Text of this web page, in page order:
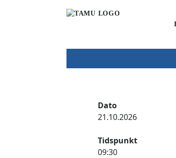
Dato
21.10.2026
Tidspunkt
09:30